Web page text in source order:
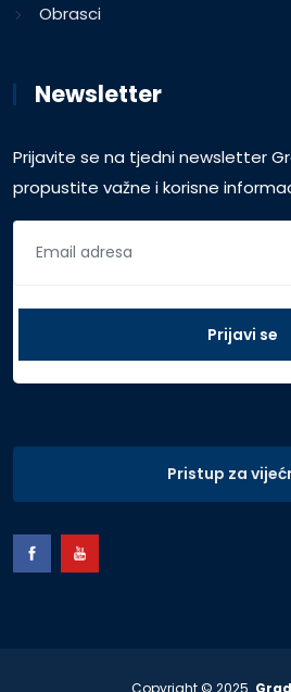
Obrasci
Newsletter
Prijavite se na tjedni newsletter
propustite važne i korisne
Pristup za
Copyright © 2025.